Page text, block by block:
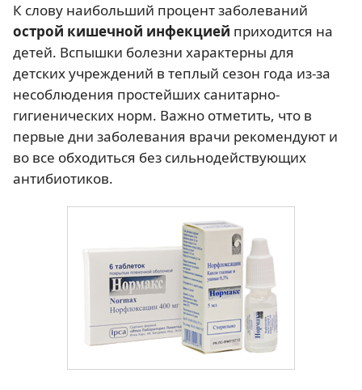
К слову наибольший процент заболеваний
острой кишечной инфекцией приходится на
детей. Вспышки болезни характерны для
детских учреждений в теплый сезон года из-за
несоблюдения простейших санитарно-
гигиенических норм. Важно отметить, что в
первые дни заболевания врачи рекомендуют и
во все обходиться без сильнодействующих
антибиотиков.